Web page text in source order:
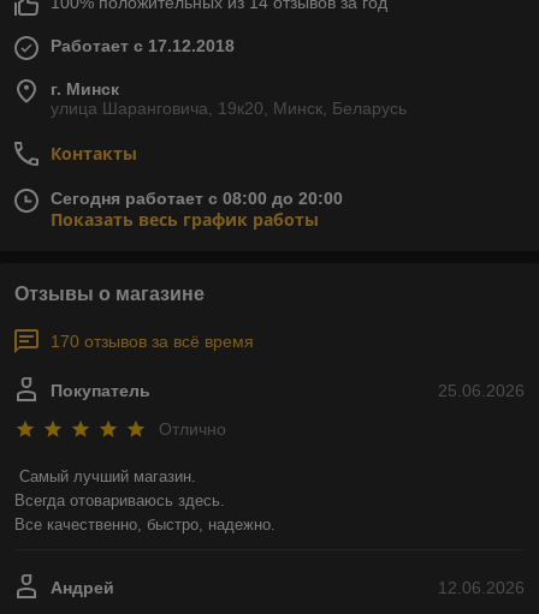
Работает с 17.12.2018
г. Минск
улица Шаранговича, 19к20, Минск, Беларусь
Контакты
Сегодня работает с 08:00 до 20:00
Показать весь график работы
Отзывы о магазине
170 отзывов за всё время
25.06.2026
Покупатель
Отлично
Самый лучший магазин.
Всегда отовариваюсь здесь.
Все качественно, быстро, надежно.
12.06.2026
Андрей